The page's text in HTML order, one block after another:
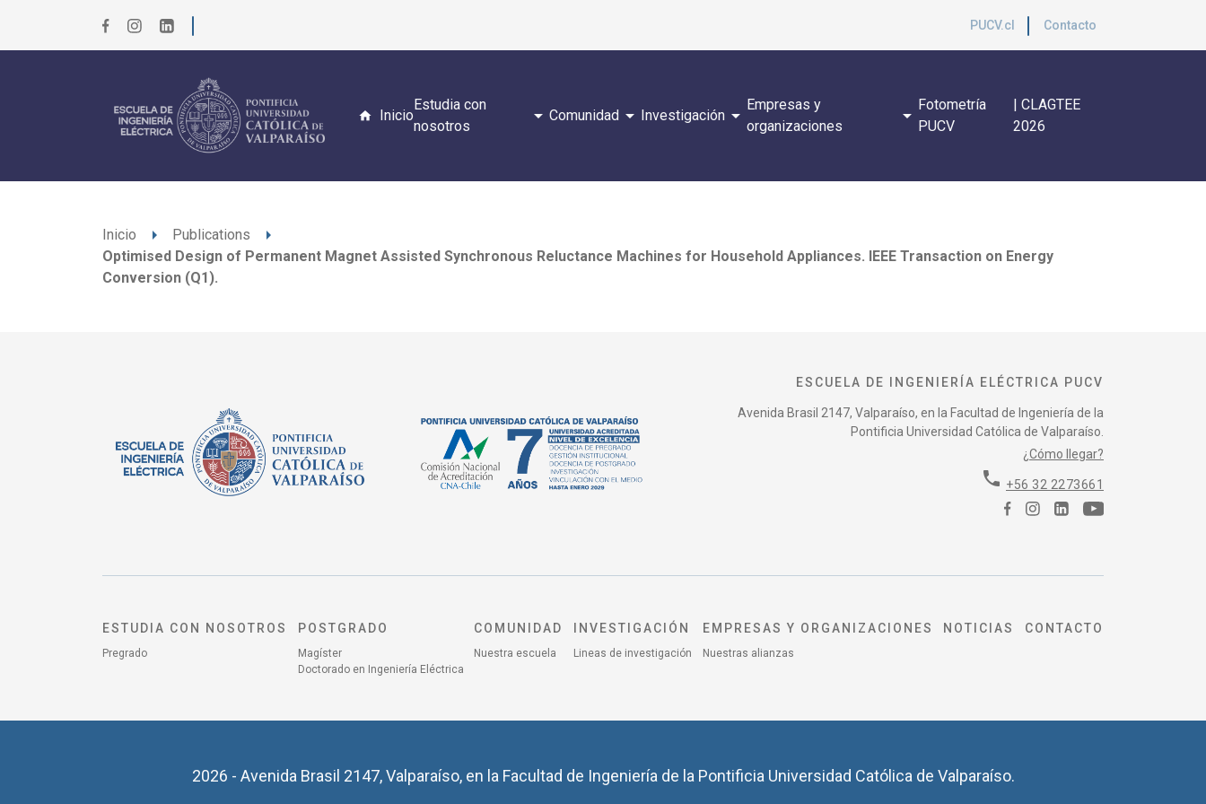
PUCV.cl Contacto
Inicio
Estudia con
nosotros
arrow_drop_down Comunidadarrow_drop_down Investigaciónarrow_drop_down
Empresas y
organizaciones
arrow_drop_down
Fotometría
PUCV
| CLAGTEE
2026
Inicio arrow_right Publications arrow_right
Optimised Design of Permanent Magnet Assisted Synchronous Reluctance Machines for Household Appliances. IEEE Transaction on Energy
Conversion (Q1).
ESCUELA DE INGENIERÍA ELÉCTRICA PUCV
Avenida Brasil 2147, Valparaíso, en la Facultad de Ingeniería de la
Pontificia Universidad Católica de Valparaíso.
¿Cómo llegar?
phone +56 32 2273661
ESTUDIA CON NOSOTROS
Pregrado
POSTGRADO
Magíster
Doctorado en Ingeniería Eléctrica
COMUNIDAD
Nuestra escuela
INVESTIGACIÓN
Lineas de investigación
EMPRESAS Y ORGANIZACIONES
Nuestras alianzas
NOTICIAS CONTACTO
2026 - Avenida Brasil 2147, Valparaíso, en la Facultad de Ingeniería de la Pontificia Universidad Católica de Valparaíso.